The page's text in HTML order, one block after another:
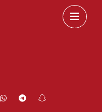
WhatsAppTelegram